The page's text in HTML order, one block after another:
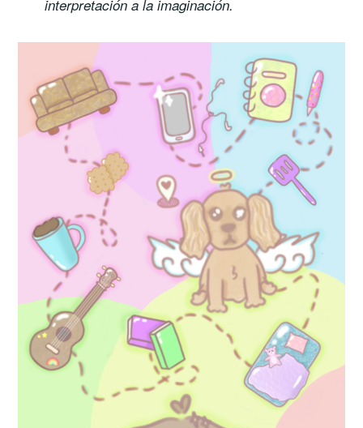
interpretación a la imaginación.